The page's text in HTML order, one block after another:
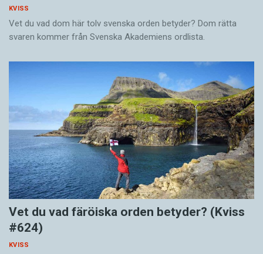
KVISS
Vet du vad dom här tolv svenska orden betyder? Dom rätta
svaren kommer från Svenska Akademiens ordlista.
Vet du vad färöiska orden betyder? (Kviss
#624)
KVISS